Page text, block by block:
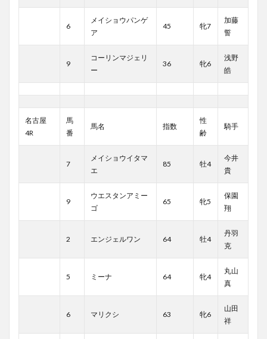
6
メイショウパンゲ
ア
45 牝7
加藤
誓
9
コーリンマジェリ
ー
36 牝6
浅野
皓
名古屋
4R
馬
番
馬名 指数
性
齢
騎手
7
メイショウイタマ
エ
85 牡4
今井
貴
9
ウエスタンアミー
ゴ
65 牝5
保園
翔
2 エンジェルワン 64 牡4
丹羽
克
5 ミーナ 64 牝4
丸山
真
6 マリクシ 63 牝6
山田
祥